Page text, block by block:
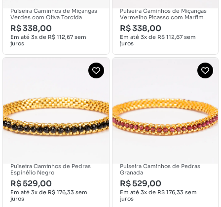
Pulseira Caminhos de Miçangas
Verdes com Oliva Torcida
R$338,00
Em até 3x de R$ 112,67 sem
juros
Pulseira Caminhos de Miçangas
Vermelho Picasso com Marfim
R$338,00
Em até 3x de R$112,67sem
juros
Pulseira Caminhos de Pedras
Espinélio Negro
R$529,00
Em até 3x de R$ 176,33 sem
juros
Pulseira Caminhos de Pedras
Granada
R$529,00
Em até 3x de R$176,33 sem
juros